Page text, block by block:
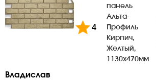
панель
Альта-
Профиль
Кирпич,
Желтый,
1130х470мм
4
Владислав